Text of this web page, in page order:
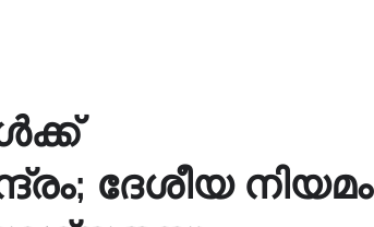
ദേശീയ നിയമം